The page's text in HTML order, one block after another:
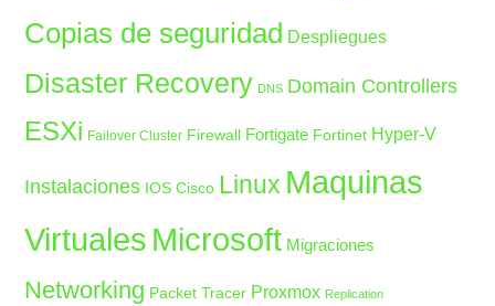
Copias de seguridad Despliegues
Disaster Recovery DNS Domain Controllers
ESXi Failover Cluster Firewall Fortigate Fortinet Hyper-V
Instalaciones IOS Cisco Linux Maquinas
Virtuales Microsoft Migraciones
Networking Packet Tracer Proxmox Replication